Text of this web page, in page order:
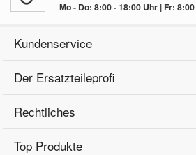
Mo - Do: 8:00 - 18:00 Uhr | Fr:
Kundenservice
Der Ersatzteileprofi
Rechtliches
Top Produkte